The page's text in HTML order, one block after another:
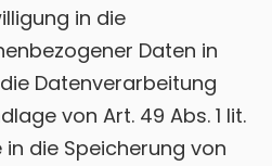
in die
Daten in
Datenverarbeitung
von Art. 49 Abs. 1 lit.
in die Speicherung von